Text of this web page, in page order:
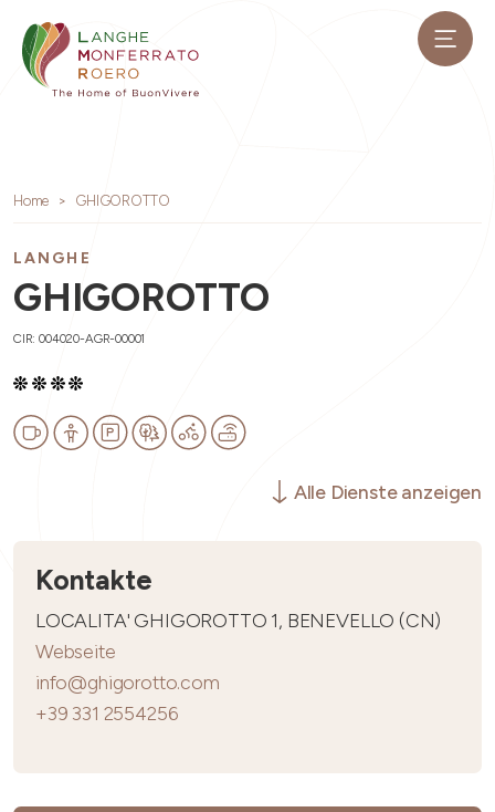
Home GHIGOROTTO
LANGHE
GHIGOROTTO
CIR: 004020-AGR-00001
Alle Dienste anzeigen
Kontakte
LOCALITA' GHIGOROTTO 1, BENEVELLO (CN)
Webseite
info@ghigorotto.com
+39 331 2554256